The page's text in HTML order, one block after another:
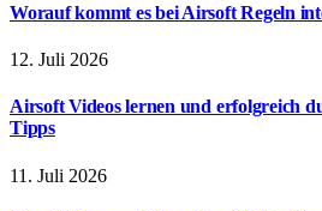
Worauf kommt es bei Airsoft Regeln
12. Juli 2026
Airsoft Videos lernen und erfolgreich
Tipps
11. Juli 2026